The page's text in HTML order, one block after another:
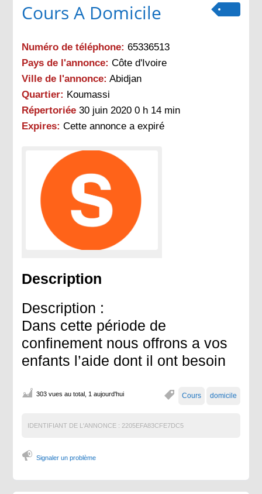
Cours A Domicile
Numéro de téléphone: 65336513
Pays de l'annonce: Côte d'Ivoire
Ville de l'annonce: Abidjan
Quartier: Koumassi
Répertoriée 30 juin 2020 0 h 14 min
Expires: Cette annonce a expiré
Description
Description :
Dans cette période de
confinement nous offrons a vos
enfants l’aide dont il ont besoin
Cours domicile
303 vues au total, 1 aujourd'hui
IDENTIFIANT DE L'ANNONCE : 2205EFA83CFE7DC5
Signaler un problème